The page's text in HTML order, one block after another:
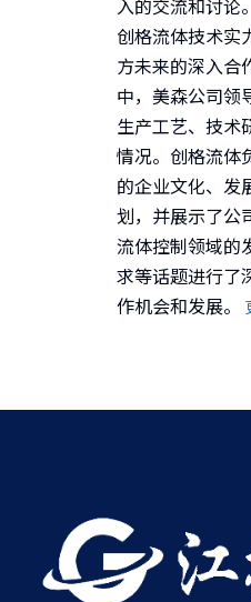
入的交流和讨论
创格流体技术实
方未来的深入合
中，美森公司领
生产工艺、技术
情况。创格流体
的企业文化、发
划，并展示了公
流体控制领域的
求等话题进行了
作机会和发展。